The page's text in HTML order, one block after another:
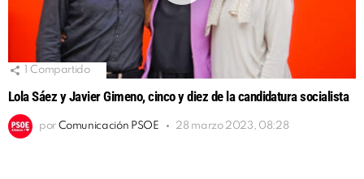
Compartido
Lola Sáez y Javier Gimeno, cinco y diez de la candidatura socialista
por Comunicación PSOE 28 marzo 2023, 08:28